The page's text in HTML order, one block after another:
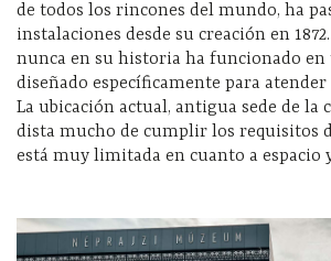
de todos los rincones del mundo, ha
instalaciones desde su creación en
nunca en su historia ha funcionado
diseñado específicamente para atender
La ubicación actual, antigua sede de la
dista mucho de cumplir los requisitos
está muy limitada en cuanto a espacio